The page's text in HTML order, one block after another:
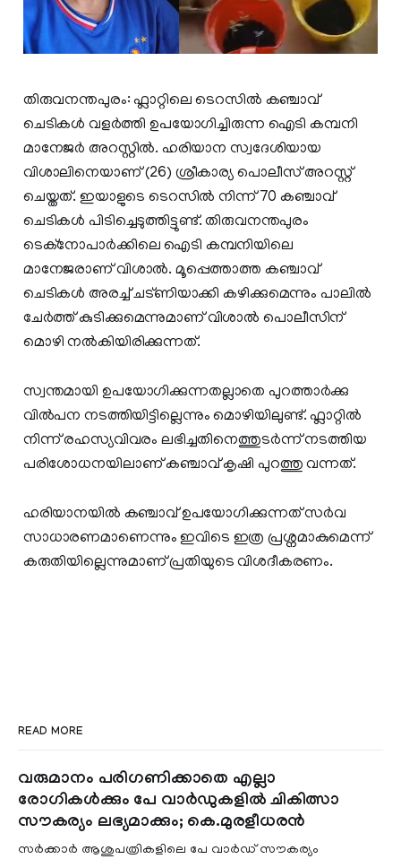
തിരുവനന്തപുരം: ഫ്ലാറ്റിലെ ടെറസിൽ കഞ്ചാവ്
ചെടികൾ വളർത്തി ഉപയോഗിച്ചിരുന്ന ഐടി കമ്പനി
മാനേജർ അറസ്റ്റിൽ. ഹരിയാന സ്വദേശിയായ
വിശാലിനെയാണ് (26) ശ്രീകാര്യ പൊലീസ് അറസ്റ്റ്
ചെയ്തത്. ഇയാളുടെ ടെറസിൽ നിന്ന് 70 കഞ്ചാവ്
ചെടികൾ പിടിച്ചെടുത്തിട്ടുണ്ട്. തിരുവനന്തപുരം
ടെക്നോപാർക്കിലെ ഐടി കമ്പനിയിലെ
മാനേജരാണ് വിശാൽ. മൂപ്പെത്താത്ത കഞ്ചാവ്
ചെടികൾ അരച്ച് ചട്ണിയാക്കി കഴിക്കുമെന്നും പാലിൽ
ചേർത്ത് കുടിക്കുമെന്നുമാണ് വിശാൽ പൊലീസിന്
മൊഴി നൽകിയിരിക്കുന്നത്.
സ്വന്തമായി ഉപയോഗിക്കുന്നതല്ലാതെ പുറത്താർക്കു
വിൽപന നടത്തിയിട്ടില്ലെന്നും മൊഴിയിലുണ്ട്. ഫ്ലാറ്റിൽ
നിന്ന് രഹസ്യവിവരം ലഭിച്ചതിനെത്തുടർന്ന് നടത്തിയ
പരിശോധനയിലാണ് കഞ്ചാവ് കൃഷി പുറത്തു വന്നത്.
ഹരിയാനയിൽ കഞ്ചാവ് ഉപയോഗിക്കുന്നത് സർവ
സാധാരണമാണെന്നും ഇവിടെ ഇത്ര പ്രശ്നമാകുമെന്ന്
കരുതിയില്ലെന്നുമാണ് പ്രതിയുടെ വിശദീകരണം.
READ MORE
വരുമാനം പരിഗണിക്കാതെ എല്ലാ
രോഗികൾക്കും പേ വാർഡുകളിൽ ചികിത്സാ
സൗകര്യം ലഭ്യമാക്കും; കെ.മുരളീധരൻ
സർക്കാർ ആശുപത്രികളിലെ പേ വാർഡ് സൗകര്യം